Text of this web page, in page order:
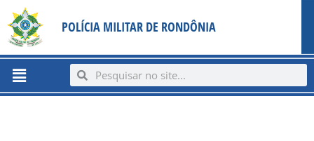
content
para
conteúdo
POLÍCIA MILITAR DE RONDÔNIA
Menu SearchSearch